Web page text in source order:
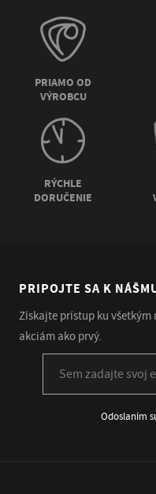
PRIAMO OD
VÝROBCU
RÝCHLE
DORUČENIE
PRIPOJTE SA K
Získajte prístup ku
akciám ako prvý.
Odoslaním